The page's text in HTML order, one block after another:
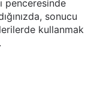
penceresinde
sonucu